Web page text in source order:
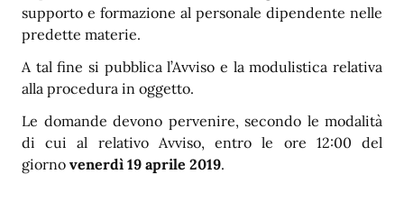
supporto e formazione al personale dipendente nelle
predette materie.
A tal fine si pubblica l’Avviso e la modulistica relativa
alla procedura in oggetto.
Le domande devono pervenire, secondo le modalità
di cui al relativo Avviso, entro le ore 12:00 del
giorno venerdì 19 aprile 2019.